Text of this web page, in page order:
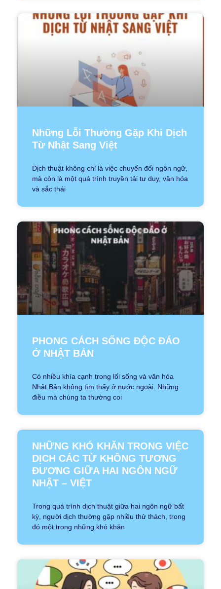
Những Lỗi Thường Gặp Khi Dịch
Từ Nhật Sang Việt
Dịch thuật không chỉ là việc chuyển đổi ngôn ngữ,
mà còn là một quá trình truyền tải tư duy, văn hóa
và sắc thái
PHONG CÁCH SỐNG ĐỘC ĐÁO
Ở NHẬT BẢN
Có nhiều khía cạnh trong lối sống và văn hóa
Nhật Bản không tìm thấy ở nước ngoài. Những
điều mà chúng ta thường coi
NHỮNG KHÓ KHĂN TRONG VIỆC
DỊCH CÁC TỪ KHÔNG TƯƠNG
ĐƯƠNG GIỮA HAI NGÔN NGỮ
NHẬT – VIỆT
Trong quá trình dịch thuật giữa hai ngôn ngữ bất
kỳ, người dịch thường gặp nhiều thử thách, trong
đó một trong những khó khăn